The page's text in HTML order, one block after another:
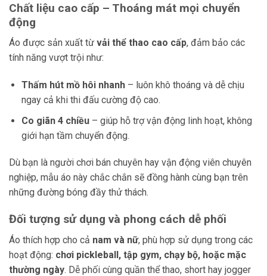
Chất liệu cao cấp – Thoáng mát mọi chuyển
động
Áo được sản xuất từ vải thể thao cao cấp, đảm bảo các
tính năng vượt trội như:
Thấm hút mồ hôi nhanh– luôn khô thoáng và dễ chịu
ngay cả khi thi đấu cường độ cao.
Co giãn 4 chiều– giúp hỗ trợ vận động linh hoạt, không
giới hạn tầm chuyển động.
Dù bạn là người chơi bán chuyên hay vận động viên chuyên
nghiệp, mẫu áo này chắc chắn sẽ đồng hành cùng bạn trên
những đường bóng đầy thử thách.
Đối tượng sử dụng và phong cách dễ phối
Áo thích hợp cho cả nam và nữ, phù hợp sử dụng trong các
hoạt động: chơi pickleball, tập gym, chạy bộ, hoặc mặc
thường ngày. Dễ phối cùng quần thể thao, short hay jogger